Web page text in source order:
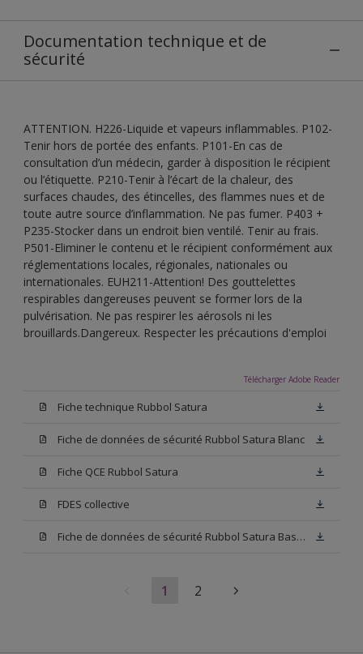
Documentation technique et de
sécurité
ATTENTION. H226-Liquide et vapeurs inflammables. P102-
Tenir hors de portée des enfants. P101-En cas de
consultation d’un médecin, garder à disposition le récipient
ou l’étiquette. P210-Tenir à l’écart de la chaleur, des
surfaces chaudes, des étincelles, des flammes nues et de
toute autre source d’inflammation. Ne pas fumer. P403 +
P235-Stocker dans un endroit bien ventilé. Tenir au frais.
P501-Eliminer le contenu et le récipient conformément aux
réglementations locales, régionales, nationales ou
internationales. EUH211-Attention! Des gouttelettes
respirables dangereuses peuvent se former lors de la
pulvérisation. Ne pas respirer les aérosols ni les
brouillards.Dangereux. Respecter les précautions d'emploi
Télécharger Adobe Reader
Fiche technique Rubbol Satura
Fiche de données de sécurité Rubbol Satura Blanc
Fiche QCE Rubbol Satura
FDES collective
Fiche de données de sécurité Rubbol Satura Base N00
1 2